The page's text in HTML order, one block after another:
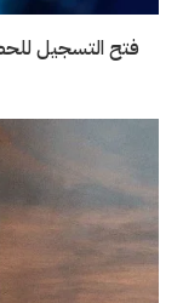
فتح التسجيل